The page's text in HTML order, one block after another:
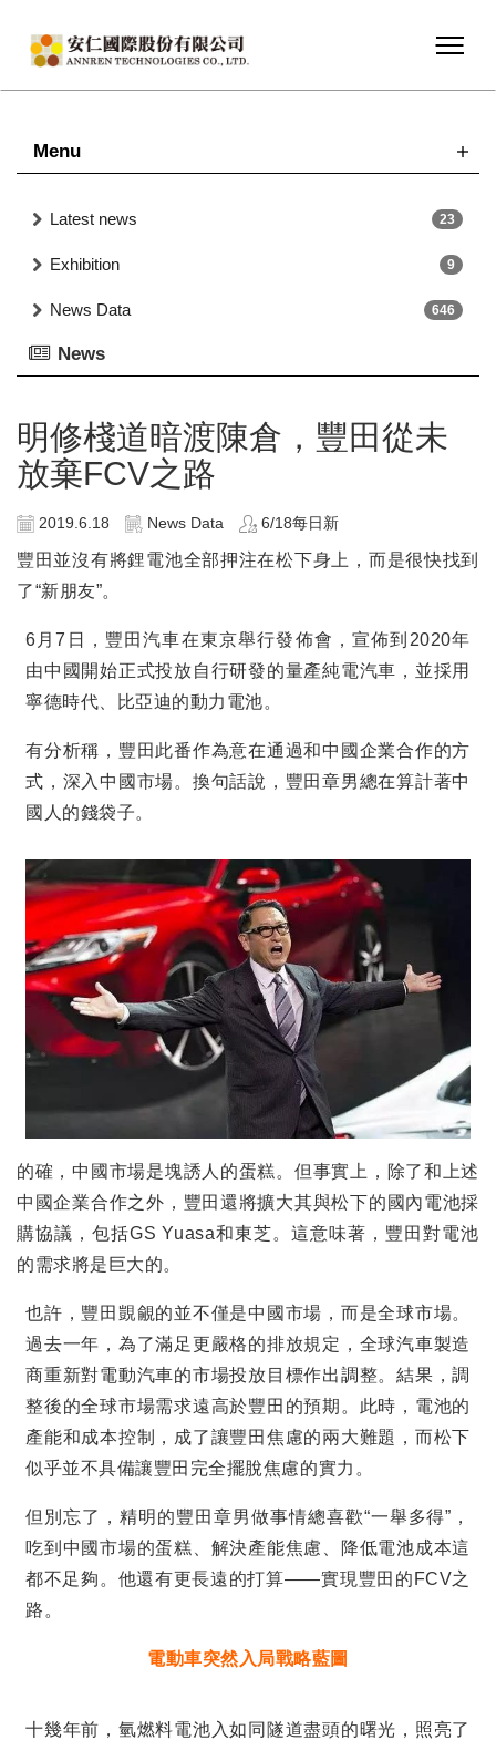
Menu
Latest news 23
Exhibition 9
News Data 646
News
明修棧道暗渡陳倉，豐田從未
放棄FCV之路
2019.6.18 News Data 6/18每日新
豐田並沒有將鋰電池全部押注在松下身上，而是很快找到
了“新朋友”。
6 月7 日，豐田汽車在東京舉行發佈會，宣佈到 2020年
由中國開始正式投放自行研發的量產純電汽車，並採用
寧德時代、比亞迪的動力電池。
有分析稱，豐田此番作為意在通過和中國企業合作的方
式，深入中國市場。換句話說，豐田章男總在算計著中
國人的錢袋子。
的確，中國市場是塊誘人的蛋糕。但事實上，除了和上述
中國企業合作之外，豐田還將擴大其與松下的國內電池採
購協議，包括GS Yuasa和東芝。這意味著，豐田對電池
的需求將是巨大的。
也許，豐田覬覦的並不僅是中國市場，而是全球市場。
過去一年，為了滿足更嚴格的排放規定，全球汽車製造
商重新對電動汽車的市場投放目標作出調整。結果，調
整後的全球市場需求遠高於豐田的預期。此時，電池的
產能和成本控制，成了讓豐田焦慮的兩大難題，而松下
似乎並不具備讓豐田完全擺脫焦慮的實力。
但別忘了，精明的豐田章男做事情總喜歡“一舉多得” ，
吃到中國市場的蛋糕、解決產能焦慮、降低電池成本這
都不足夠。他還有更長遠的打算——實現豐田的 FCV之
路。
電動車突然入局戰略藍圖
十幾年前，氫燃料電池入如同隧道盡頭的曙光，照亮了